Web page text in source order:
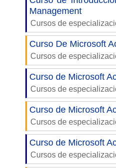
Management
Cursos de
Curso De Microsoft
Cursos de
Curso de Microsoft
Cursos de
Curso de Microsoft
Cursos de
Curso de Microsoft
Cursos de